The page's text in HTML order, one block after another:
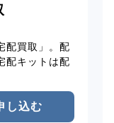
配買取」。配
配キットは配
し込む